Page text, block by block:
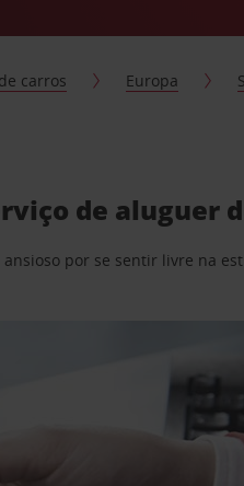
carros Europa
de aluguer
por se sentir livre na